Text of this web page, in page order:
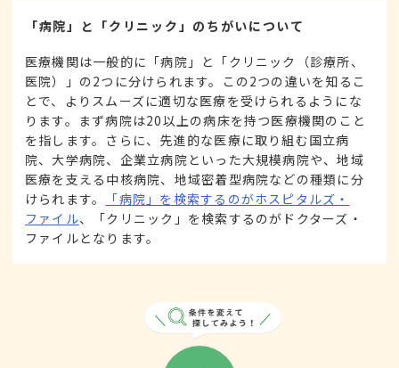
「病院」と「クリニック」のちがいについて
医療機関は一般的に「病院」と「クリニック（診療所、
医院）」の2つに分けられます。この2つの違いを知るこ
とで、よりスムーズに適切な医療を受けられるようにな
ります。まず病院は20以上の病床を持つ医療機関のこと
を指します。さらに、先進的な医療に取り組む国立病
院、大学病院、企業立病院といった大規模病院や、地域
医療を支える中核病院、地域密着型病院などの種類に分
けられます。
「病院」を検索するのがホスピタルズ・
ファイル、「クリニック」を検索するのがドクターズ・
ファイルとなります。